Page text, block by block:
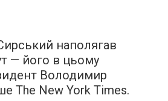
наполягав
— його в цьому
Володимир
The New York Times.